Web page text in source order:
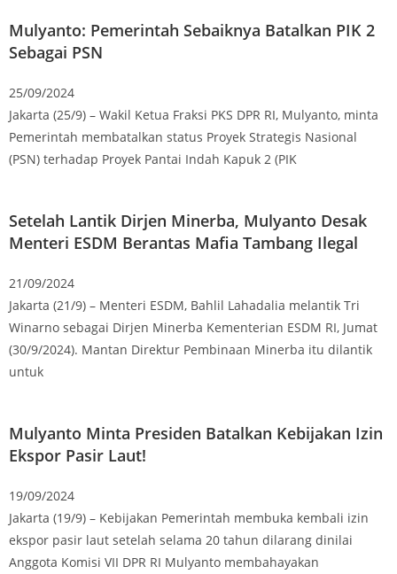
Mulyanto: Pemerintah Sebaiknya Batalkan PIK 2
Sebagai PSN
25/09/2024
Jakarta (25/9) – Wakil Ketua Fraksi PKS DPR RI, Mulyanto, minta
Pemerintah membatalkan status Proyek Strategis Nasional
(PSN) terhadap Proyek Pantai Indah Kapuk 2 (PIK
Setelah Lantik Dirjen Minerba, Mulyanto Desak
Menteri ESDM Berantas Mafia Tambang Ilegal
21/09/2024
Jakarta (21/9) – Menteri ESDM, Bahlil Lahadalia melantik Tri
Winarno sebagai Dirjen Minerba Kementerian ESDM RI, Jumat
(30/9/2024). Mantan Direktur Pembinaan Minerba itu dilantik
untuk
Mulyanto Minta Presiden Batalkan Kebijakan Izin
Ekspor Pasir Laut!
19/09/2024
Jakarta (19/9) – Kebijakan Pemerintah membuka kembali izin
ekspor pasir laut setelah selama 20 tahun dilarang dinilai
Anggota Komisi VII DPR RI Mulyanto membahayakan